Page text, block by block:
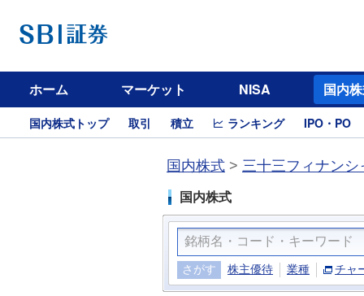
ホーム マーケット NISA 国内
国内株式トップ 取引 積立 ランキング IPO・PO
国内株式 > 三十三フィナン
国内株式
さがす 株主優待 業種 チャ